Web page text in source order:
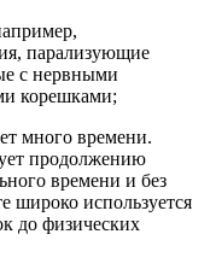
парализующие
с нервными
корешками;
много времени.
продолжению
времени и без
широко используется
до физических